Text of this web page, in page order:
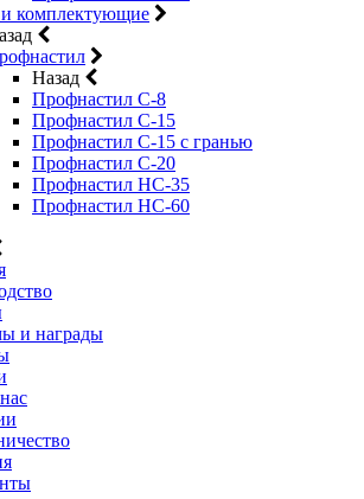
комплектующие
Назад
Профнастил С-8
Профнастил С-15
Профнастил C-15 с гранью
Профнастил C-20
Профнастил НС-35
Профнастил НС-60
и награды